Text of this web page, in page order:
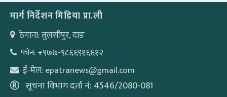
मार्ग निर्देशन मिडिया प्रा.ली
ठेगाना: तुलसीपुर, दाङ
फोन: +९७७-९८६६९१६६१२
ई-मेल: epatranews@gmail.com
सूचना विभाग दर्ता नं: 4546/2080-081